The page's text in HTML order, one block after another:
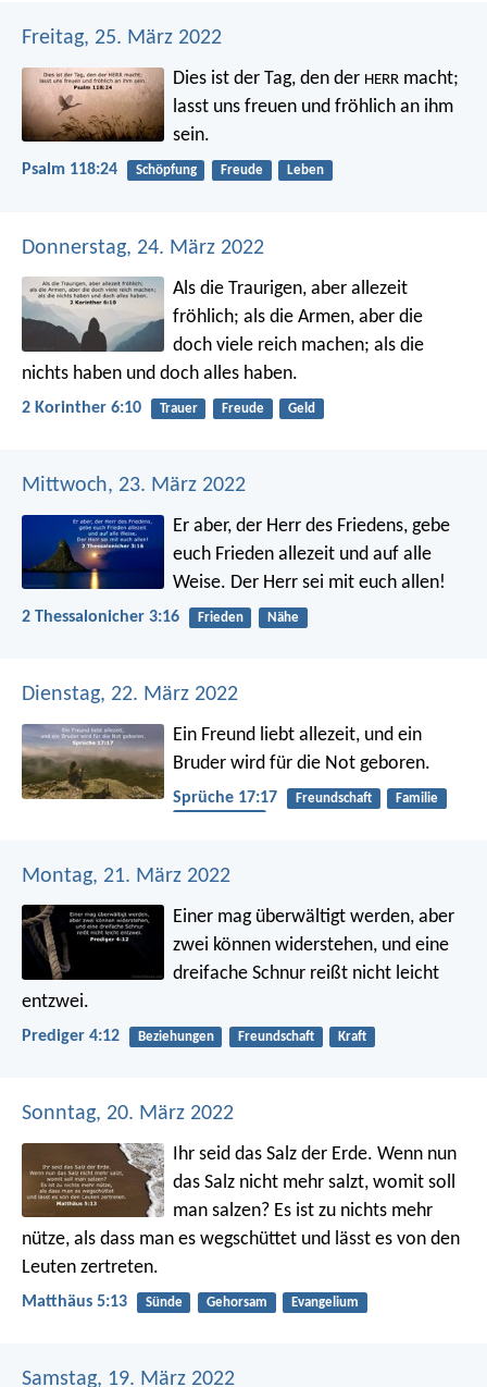
Freitag, 25. März 2022
Dies ist der Tag, den der HERR macht;
lasst uns freuen und fröhlich an ihm
sein.
Psalm 118:24 Schöpfung Freude Leben
Donnerstag, 24. März 2022
Als die Traurigen, aber allezeit
fröhlich; als die Armen, aber die
doch viele reich machen; als die
nichts haben und doch alles haben.
2 Korinther 6:10 Trauer Freude Geld
Mittwoch, 23. März 2022
Er aber, der Herr des Friedens, gebe
euch Frieden allezeit und auf alle
Weise. Der Herr sei mit euch allen!
2 Thessalonicher 3:16 Frieden Nähe
Dienstag, 22. März 2022
Ein Freund liebt allezeit, und ein
Bruder wird für die Not geboren.
Sprüche 17:17 Freundschaft
Familie
Montag, 21. März 2022
Einer mag überwältigt werden, aber
zwei können widerstehen, und eine
dreifache Schnur reißt nicht leicht
entzwei.
Prediger 4:12 Beziehungen Freundschaft Kraft
Sonntag, 20. März 2022
Ihr seid das Salz der Erde. Wenn nun
das Salz nicht mehr salzt, womit soll
man salzen? Es ist zu nichts mehr
nütze, als dass man es wegschüttet und lässt es von den
Leuten zertreten.
Matthäus 5:13 Sünde Gehorsam Evangelium
Samstag, 19. März 2022